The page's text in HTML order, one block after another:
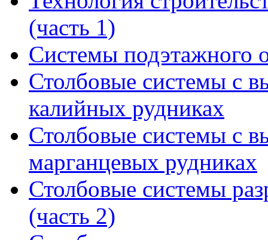
(часть 1)
Системы подэтажного
Столбовые системы с
калийных рудниках
Столбовые системы с
марганцевых рудниках
Столбовые системы
(часть 2)